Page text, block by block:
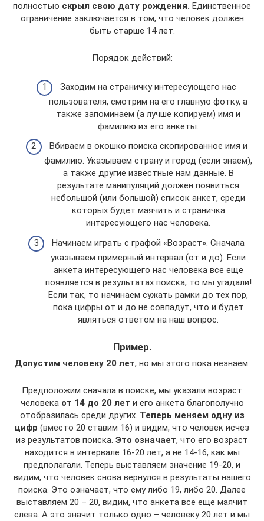
полностью скрыл свою дату рождения. Единственное
ограничение заключается в том, что человек должен
быть старше 14 лет.
Порядок действий:
Заходим на страничку интересующего нас
пользователя, смотрим на его главную фотку, а
также запоминаем (а лучше копируем) имя и
фамилию из его анкеты.
Вбиваем в окошко поиска скопированное имя и
фамилию. Указываем страну и город (если знаем),
а также другие известные нам данные. В
результате манипуляций должен появиться
небольшой (или большой) список анкет, среди
которых будет маячить и страничка
интересующего нас человека.
Начинаем играть с графой «Возраст». Сначала
указываем примерный интервал (от и до). Если
анкета интересующего нас человека все еще
появляется в результатах поиска, то мы угадали!
Если так, то начинаем сужать рамки до тех пор,
пока цифры от и до не совпадут, что и будет
являться ответом на наш вопрос.
Пример.
Допустим человеку 20 лет, но мы этого пока незнаем.
Предположим сначала в поиске, мы указали возраст
человека от 14 до 20 лет и его анкета благополучно
отобразилась среди других. Теперь меняем одну из
цифр (вместо 20 ставим 16) и видим, что человек исчез
из результатов поиска. Это означает, что его возраст
находится в интервале 16-20 лет, а не 14-16, как мы
предполагали. Теперь выставляем значение 19-20, и
видим, что человек снова вернулся в результаты нашего
поиска. Это означает, что ему либо 19, либо 20. Далее
выставляем 20 – 20, видим, что анкета все еще маячит
слева. А это значит только одно – человеку 20 лет и мы